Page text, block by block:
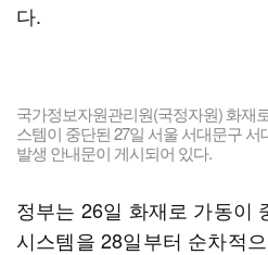
다.
국가정보자원관리원(국정자원) 화재
스템이 중단된 27일 서울 서대문구
발생 안내문이 게시되어 있다.
정부는 26일 화재로 가동이
시스템을 28일부터 순차적